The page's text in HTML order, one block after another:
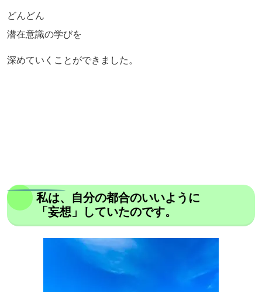
どんどん
潜在意識の学びを
深めていくことができました。
私は、自分の都合のいいように
「妄想」していたのです。